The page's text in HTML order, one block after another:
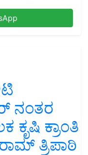
ನಂತರ
ಕ್ರಾಂತಿ
ತ್ರಿಪಾಠಿ